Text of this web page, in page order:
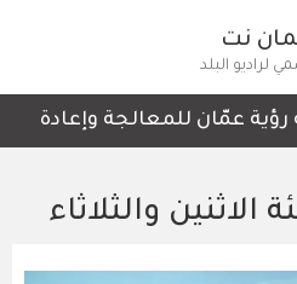
نت
لراديو البلد
عمّان للمعالجة وإعادة
الاثنين والثلاثاء